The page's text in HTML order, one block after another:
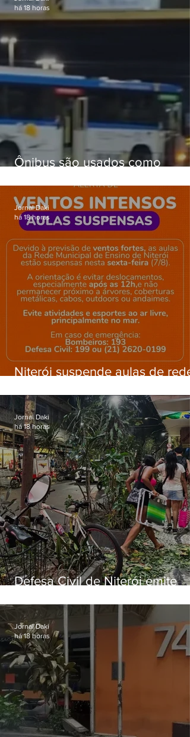
Ônibus são usados como
Gardênia Azul
há 18 horas
Niterói suspende aulas de rede
ventos fortes nesta sexta (7)
Jornal Daki
há 18 horas
Defesa Civil de Niterói emite
sexta-feira (07)
Jornal Daki
há 18 horas
Jornal Daki
há 18 horas